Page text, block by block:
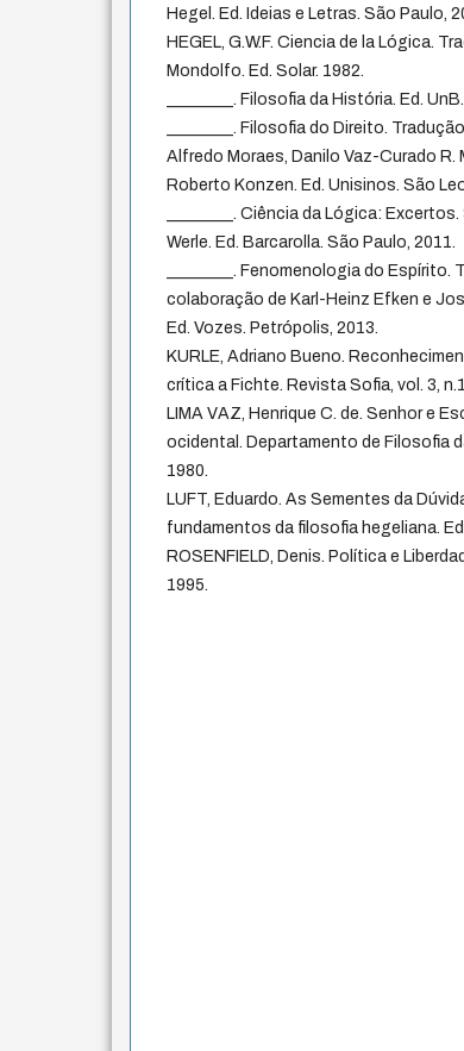
Hegel. Ed. Ideias e Letras. São Paulo,
HEGEL, G.W.F. Ciencia de la Lógica.
Mondolfo. Ed. Solar. 1982.
________. Filosofia da História. Ed.
________. Filosofia do Direito.
Alfredo Moraes, Danilo Vaz-Curado R.
Roberto Konzen. Ed. Unisinos. São
________. Ciência da Lógica:
Werle. Ed. Barcarolla. São Paulo, 2011.
________. Fenomenologia do
colaboração de Karl-Heinz Efken e
Ed. Vozes. Petrópolis, 2013.
KURLE, Adriano Bueno.
crítica a Fichte. Revista Sofia, vol. 3,
LIMA VAZ, Henrique C. de. Senhor e
ocidental. Departamento de Filosofia
1980.
LUFT, Eduardo. As Sementes da
fundamentos da filosofia hegeliana.
ROSENFIELD, Denis. Política e
1995.